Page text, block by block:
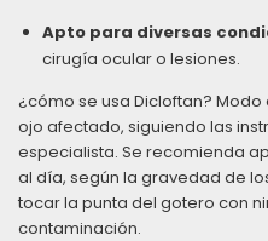
Apto para diversas
cirugía ocular o lesiones.
¿cómo se usa Dicloftan? Modo
ojo afectado, siguiendo las
especialista. Se recomienda
al día, según la gravedad de
tocar la punta del gotero con
contaminación.